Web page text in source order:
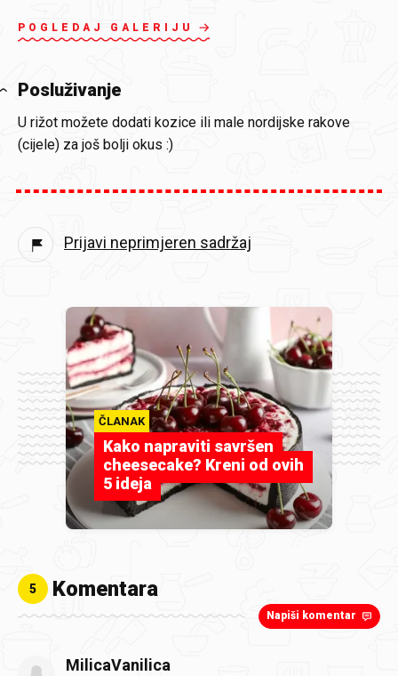
POGLEDAJ GALERIJU
Posluživanje
U rižot možete dodati kozice ili male nordijske rakove
(cijele) za još bolji okus :)
Prijavi neprimjeren sadržaj
ČLANAK
Kako napraviti savršen
cheesecake? Kreni od ovih
5 ideja
5 Komentara
Napiši komentar
MilicaVanilica